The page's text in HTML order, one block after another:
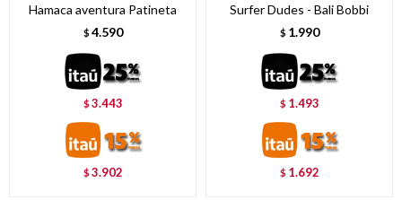
Hamaca aventura Patineta
$ 4.590
$3.443
$3.902
Surfer Dudes - Bali Bobbi
$ 1.990
$ 1.493
$ 1.692